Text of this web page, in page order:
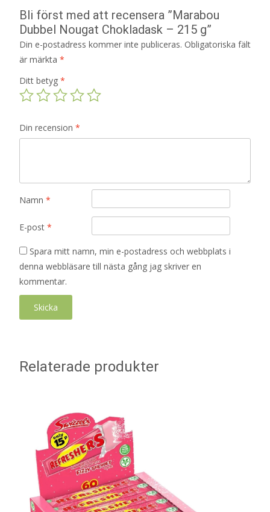
Bli först med att recensera ”Marabou
Dubbel Nougat Chokladask – 215 g”
Din e-postadress kommer inte publiceras. Obligatoriska fält
är märkta *
Ditt betyg *
Din recension *
Namn *
E-post *
Spara mitt namn, min e-postadress och webbplats i
denna webbläsare till nästa gång jag skriver en
kommentar.
Relaterade produkter